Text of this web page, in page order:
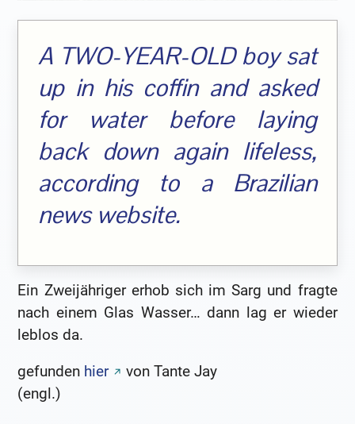
A TWO-YEAR-OLD boy sat
up in his coffin and asked
for water before laying
back down again lifeless,
according to a Brazilian
news website.
Ein Zweijähriger erhob sich im Sarg und fragte
nach einem Glas Wasser… dann lag er wieder
leblos da.
gefunden hier
von Tante Jay
(engl.)